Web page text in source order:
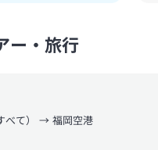
ー・旅行
べて） → 福岡空港